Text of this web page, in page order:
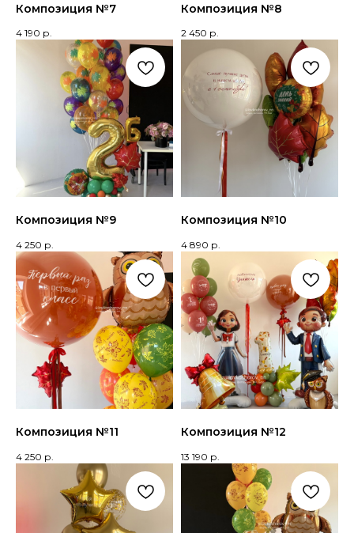
Композиция №7
4 190 р.
Композиция №8
2 450 р.
Композиция №9
4 250 р.
Композиция №10
4 890 р.
Композиция №11
4 250 р.
Композиция №12
13 190 р.